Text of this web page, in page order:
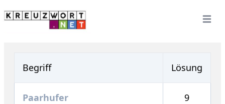
Open
Begriff Lösung
Paarhufer 9